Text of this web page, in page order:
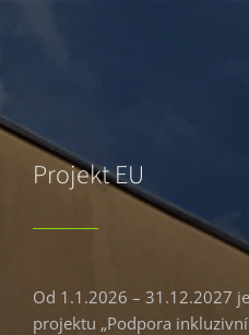
Projekt EU
Od 1.1.2026 – 31.12.2027
projektu „Podpora